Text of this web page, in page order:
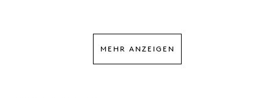
MEHR ANZEIGEN